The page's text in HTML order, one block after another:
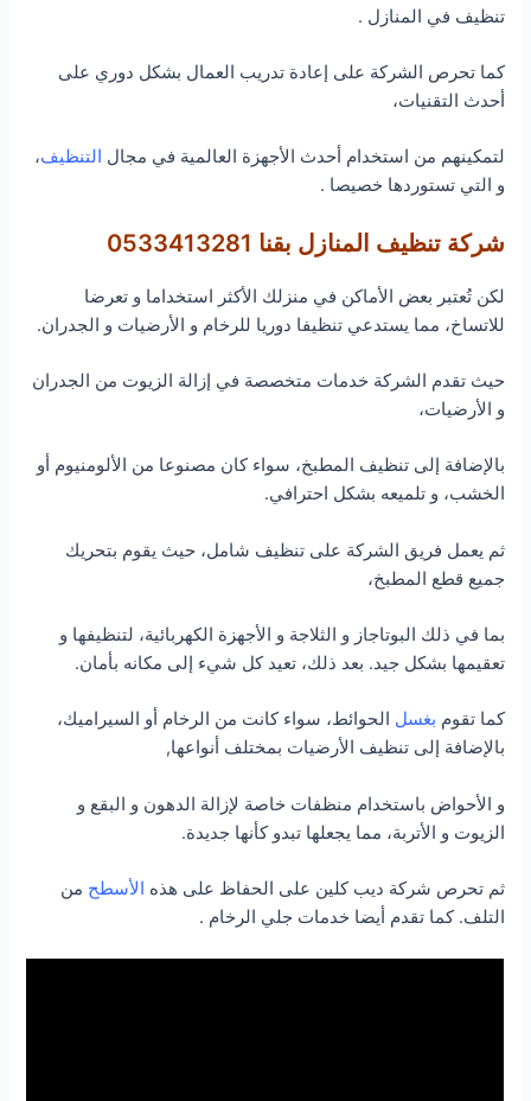
تنظيف في المنازل .
كما تحرص الشركة على إعادة تدريب العمال بشكل دوري على
أحدث التقنيات،
لتمكينهم من استخدام أحدث الأجهزة العالمية في مجال التنظيف،
و التي تستوردها خصيصا .
شركة تنظيف المنازل بقنا 0533413281
لكن تُعتبر بعض الأماكن في منزلك الأكثر استخداما و تعرضا
للاتساخ، مما يستدعي تنظيفا دوريا للرخام و الأرضيات و الجدران.
حيث تقدم الشركة خدمات متخصصة في إزالة الزيوت من الجدران
و الأرضيات،
بالإضافة إلى تنظيف المطبخ، سواء كان مصنوعا من الألومنيوم أو
الخشب، و تلميعه بشكل احترافي.
ثم يعمل فريق الشركة على تنظيف شامل، حيث يقوم بتحريك
جميع قطع المطبخ،
بما في ذلك البوتاجاز و الثلاجة و الأجهزة الكهربائية، لتنظيفها و
تعقيمها بشكل جيد. بعد ذلك، تعيد كل شيء إلى مكانه بأمان.
كما تقوم بغسل الحوائط، سواء كانت من الرخام أو السيراميك،
بالإضافة إلى تنظيف الأرضيات بمختلف أنواعها,
و الأحواض باستخدام منظفات خاصة لإزالة الدهون و البقع و
الزيوت و الأتربة، مما يجعلها تبدو كأنها جديدة.
ثم تحرص شركة ديب كلين على الحفاظ على هذه الأسطح من
التلف. كما تقدم أيضا خدمات جلي الرخام .